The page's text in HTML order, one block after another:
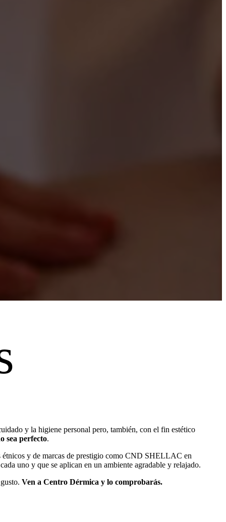
y la higiene personal pero, también, con el fin estético
sea perfecto.
étnicos y de marcas de prestigio como CND SHELLAC en
uno y que se aplican en un ambiente agradable y relajado.
Ven a Centro Dérmica y lo comprobarás.